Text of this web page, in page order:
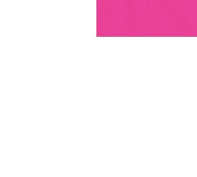
0%